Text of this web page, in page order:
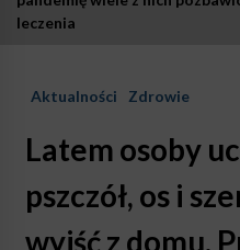
leczenia
Aktualności Zdrowie
Latem osoby
pszczół, os i
wyjść z domu.